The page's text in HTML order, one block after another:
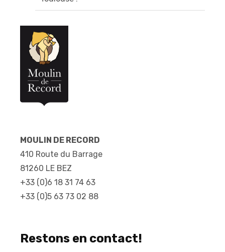
MOULIN DE RECORD
410 Route du Barrage
81260 LE BEZ
+33 (0)6 18 31 74 63
+33 (0)5 63 73 02 88
Restons en contact!